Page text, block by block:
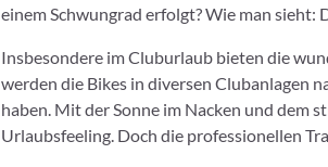
einem Schwungrad erfolgt? Wie man sieht:
Insbesondere im Cluburlaub bieten die
werden die Bikes in diversen Clubanlagen
haben. Mit der Sonne im Nacken und dem
Urlaubsfeeling. Doch die professionellen